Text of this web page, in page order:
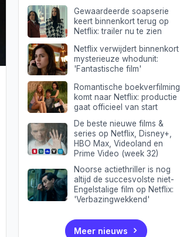
Gewaardeerde soapserie
keert binnenkort terug op
Netflix: trailer nu te zien
Netflix verwijdert binnenkort
mysterieuze whodunit:
'Fantastische film'
Romantische boekverfilming
komt naar Netflix: productie
gaat officieel van start
De beste nieuwe films &
series op Netflix, Disney+,
HBO Max, Videoland en
Prime Video (week 32)
Noorse actiethriller is nog
altijd de succesvolste niet-
Engelstalige film op Netflix:
'Verbazingwekkend'
Meer nieuws